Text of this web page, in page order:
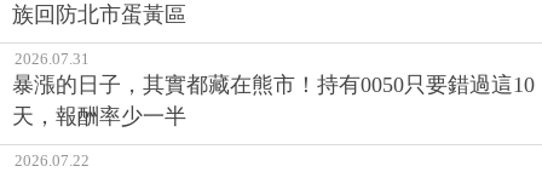
族回防北市蛋黃區
2026.07.31
暴漲的日子，其實都藏在熊市！持有0050只要錯過這10
天，報酬率少一半
2026.07.22